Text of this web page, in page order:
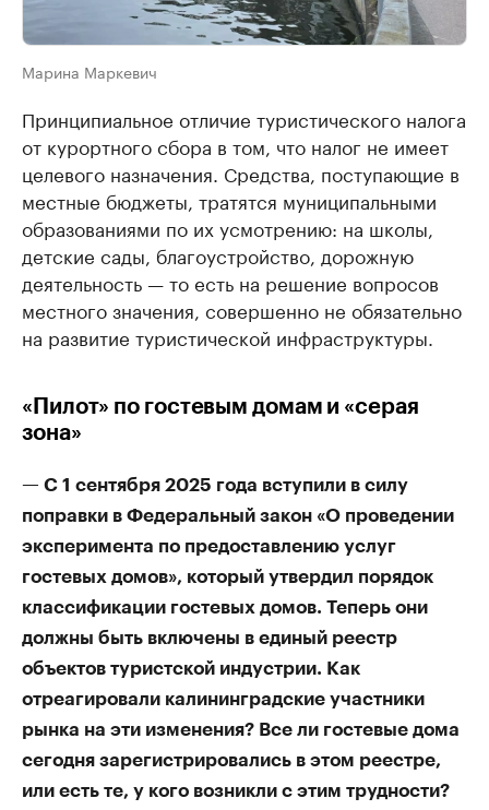
Марина Маркевич
Принципиальное отличие туристического налога
от курортного сбора в том, что налог не имеет
целевого назначения. Средства, поступающие в
местные бюджеты, тратятся муниципальными
образованиями по их усмотрению: на школы,
детские сады, благоустройство, дорожную
деятельность — то есть на решение вопросов
местного значения, совершенно не обязательно
на развитие туристической инфраструктуры.
«Пилот» по гостевым домам и «серая
зона»
— С 1 сентября 2025 года вступили в силу
поправки в Федеральный закон «О проведении
эксперимента по предоставлению услуг
гостевых домов», который утвердил порядок
классификации гостевых домов. Теперь они
должны быть включены в единый реестр
объектов туристской индустрии. Как
отреагировали калининградские участники
рынка на эти изменения? Все ли гостевые дома
сегодня зарегистрировались в этом реестре,
или есть те, у кого возникли с этим трудности?